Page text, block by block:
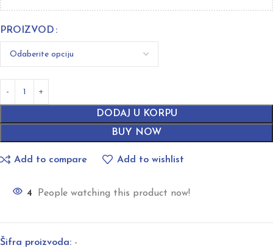
PROIZVOD
DODAJ U KORPU
BUY NOW
Add to compare Add to wishlist
4 People watching this product now!
Šifra proizvoda: -